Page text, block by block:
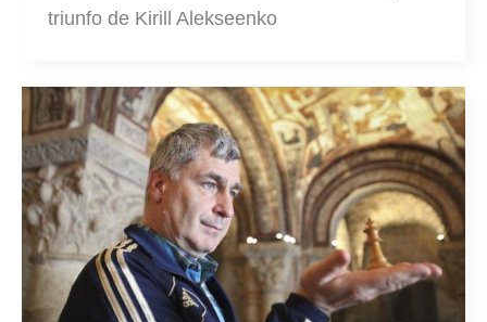
triunfo de Kirill Alekseenko